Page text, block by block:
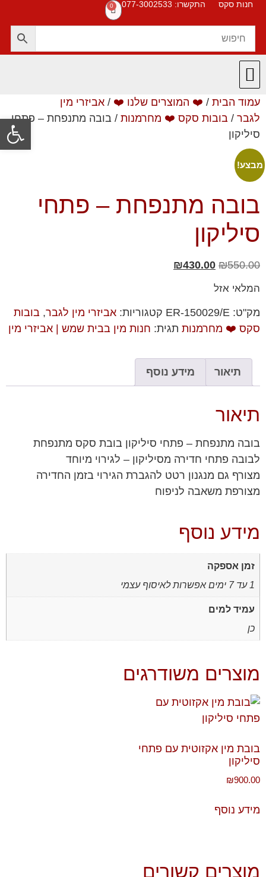
חנות סקס התקשרו: 077-3002533 0
עמוד הבית / ❤️ המוצרים שלנו ❤️ / אביזרי מין
לגבר / בובות סקס ❤️ מחרמנות / בובה מתנפחת – פתחי
סיליקון
מבצע!
בובה מתנפחת – פתחי
סיליקון
₪550.00
₪430.00
המלאי אזל
מק"ט: ER-150029/E קטגוריות: אביזרי מין לגבר, בובות
סקס ❤️ מחרמנות תגית: חנות מין בבית שמש | אביזרי מין
תיאור מידע נוסף
תיאור
בובה מתנפחת – פתחי סיליקון בובת סקס מתנפחת
לבובה פתחי חדירה מסיליקון – לגירוי מיוחד
מצורף גם מנגנון רטט להגברת הגירוי בזמן החדירה
מצורפת משאבה לניפוח
מידע נוסף
זמן אספקה
1 עד 7 ימים אפשרות לאיסוף עצמי
עמיד למים
כן
מוצרים משודרגים
בובת מין אקזוטית עם פתחי
סיליקון
₪900.00
מידע נוסף
מוצרים קשורים
פתח